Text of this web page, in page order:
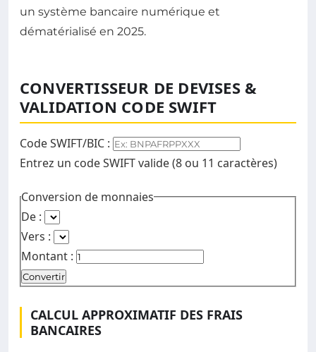
un système bancaire numérique et
dématérialisé en 2025.
CONVERTISSEUR DE DEVISES &
VALIDATION CODE SWIFT
Code SWIFT/BIC :
Entrez un code SWIFT valide (8 ou 11 caractères)
Conversion de monnaies
De :
Vers :
Montant :
Convertir
CALCUL APPROXIMATIF DES FRAIS
BANCAIRES